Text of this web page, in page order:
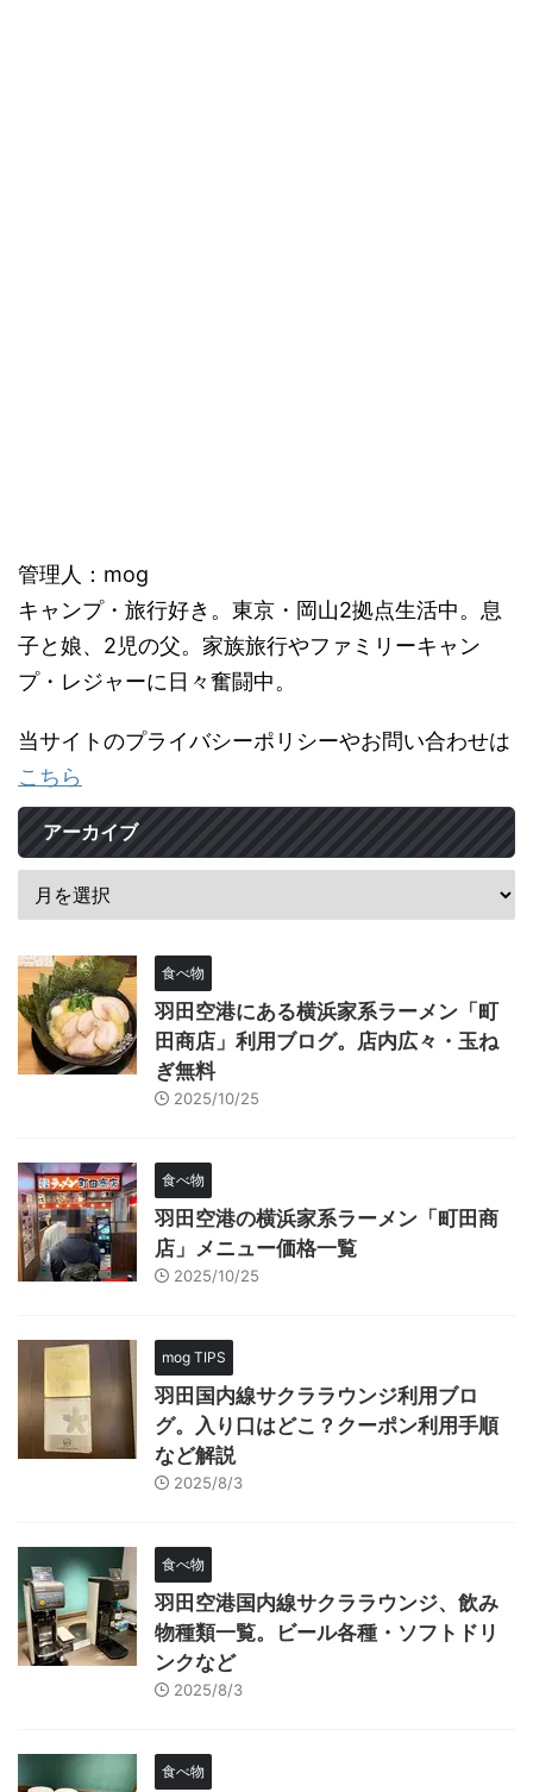
管理人：mog
キャンプ・旅行好き。東京・岡山2拠点生活中。息
子と娘、2児の父。家族旅行やファミリーキャン
プ・レジャーに日々奮闘中。
当サイトのプライバシーポリシーやお問い合わせは
こちら
アーカイブ
食べ物
羽田空港にある横浜家系ラーメン「町
田商店」利用ブログ。店内広々・玉ね
ぎ無料
2025/10/25
食べ物
羽田空港の横浜家系ラーメン「町田商
店」メニュー価格一覧
2025/10/25
mog TIPS
羽田国内線サクララウンジ利用ブロ
グ。入り口はどこ？クーポン利用手順
など解説
2025/8/3
食べ物
羽田空港国内線サクララウンジ、飲み
物種類一覧。ビール各種・ソフトドリ
ンクなど
2025/8/3
食べ物